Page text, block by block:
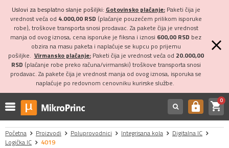
Uslovi za besplatno slanje pošiljki: Gotovinsko plaćanje:Paketi čija je
vrednost veća od 4.000,00 RSD (plaćanje pouzećem prilikom isporuke
robe), troškove transporta snosi prodavac. Za pakete čija je vrednost
manja od ovog iznosa, cena isporuke je fiksna i iznosi 600,00 RSD bez
obzira na masu paketa i naplaćuje se kupcu po prijemu
pošiljke. Virmansko plaćanje:Paketi čija je vrednost veća od 20.000,00
RSD (plaćanje robe preko računa/virmanski) troškove transporta snosi
prodavac. Za pakete čija je vrednost manja od ovog iznosa, isporuka se
naplaćuje po redovnom cenovniku kurirske službe.
https shopping_cart0
Početna Proizvodi Poluprovodnici Integrisana kola
Digitalna IC
Logička IC
4019